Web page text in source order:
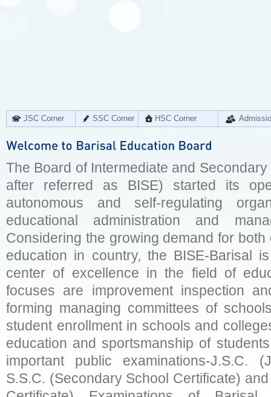
JSC Corner SSC Corner HSC Corner
The Board of Intermediate and
after referred as BISE) started its
autonomous and self-regulating
educational administration and
Considering the growing demand for
education in country, the BISE-Barisal
center of excellence in the field of
focuses are improvement inspection
forming managing committees of
student enrollment in schools and
education and sportsmanship of
important public examinations-J.S.C.
S.S.C. (Secondary School Certificate)